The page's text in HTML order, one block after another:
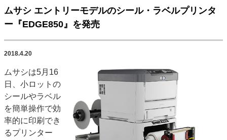
TOP
特集記事
インタビュー
コレクション
SDGs・地域
ポストプレス ビジネス イベント 信用情報
市場・統計
人事・移転・異動・訃報
特集記事カテゴリー一覧
特集・デジタル印刷 アイデアで勝負！ ～多様なビジネス・多彩な商材～
ムサシ エントリーモデルのシール・ラベルプリンタ
ー『EDGE850』を発売
2018.4.20
ムサシは5月16
日、小ロットの
シールやラベル
を簡単操作で効
率的に印刷でき
るプリンター